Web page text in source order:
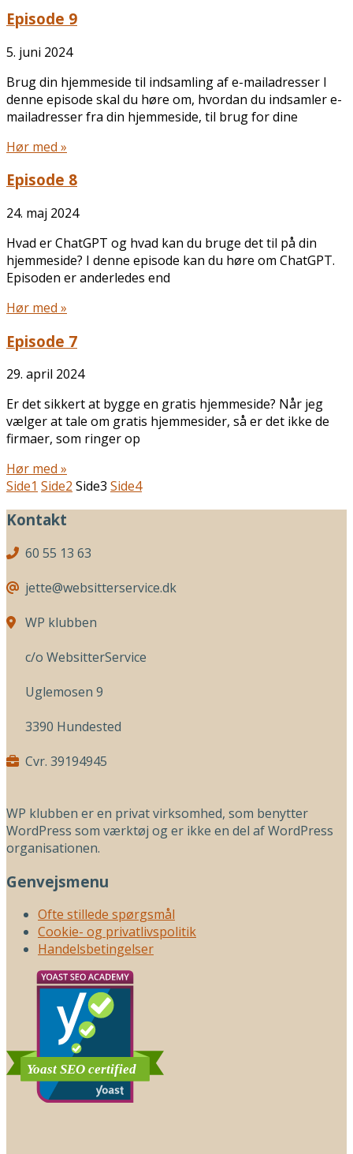
Episode 9
5. juni 2024
Brug din hjemmeside til indsamling af e-mailadresser I
denne episode skal du høre om, hvordan du indsamler e-
mailadresser fra din hjemmeside, til brug for dine
Hør med »
Episode 8
24. maj 2024
Hvad er ChatGPT og hvad kan du bruge det til på din
hjemmeside? I denne episode kan du høre om ChatGPT.
Episoden er anderledes end
Hør med »
Episode 7
29. april 2024
Er det sikkert at bygge en gratis hjemmeside? Når jeg
vælger at tale om gratis hjemmesider, så er det ikke de
firmaer, som ringer op
Hør med »
Side1 Side2 Side3 Side4
Kontakt
60 55 13 63
jette@websitterservice.dk
WP klubben
c/o WebsitterService
Uglemosen 9
3390 Hundested
Cvr. 39194945
WP klubben er en privat virksomhed, som benytter
WordPress som værktøj og er ikke en del af WordPress
organisationen.
Genvejsmenu
Ofte stillede spørgsmål
Cookie- og privatlivspolitik
Handelsbetingelser